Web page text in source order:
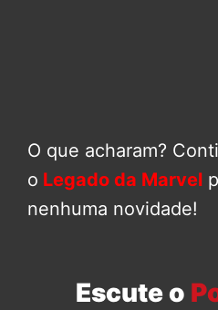
O que acharam?
o Legado da Marvel
nenhuma novidade!
Escute o